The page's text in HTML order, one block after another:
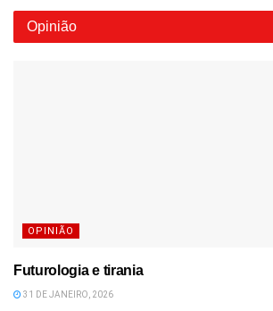
Opinião
OPINIÃO
Futurologia e tirania
31 DE JANEIRO, 2026